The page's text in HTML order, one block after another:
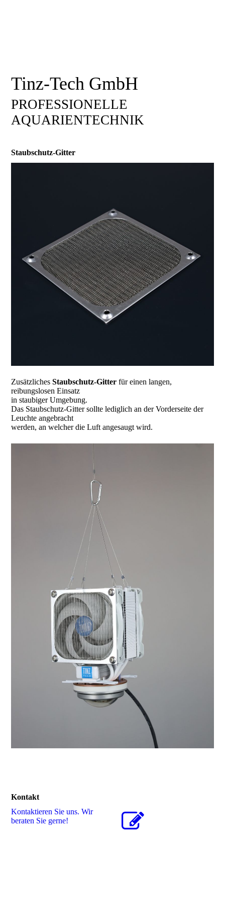
Tinz-Tech GmbH
PROFESSIONELLE
AQUARIENTECHNIK
Staubschutz-Gitter
ZusätzlichesStaubschutz-Gitterfür einen langen,
reibungslosen Einsatz
in staubiger Umgebung.
Das Staubschutz-Gitter sollte lediglich an der Vorderseite der
Leuchte angebracht
werden, an welcher die Luft angesaugt wird.
Kontakt
Kontaktieren Sie uns. Wir
beraten Sie gerne!